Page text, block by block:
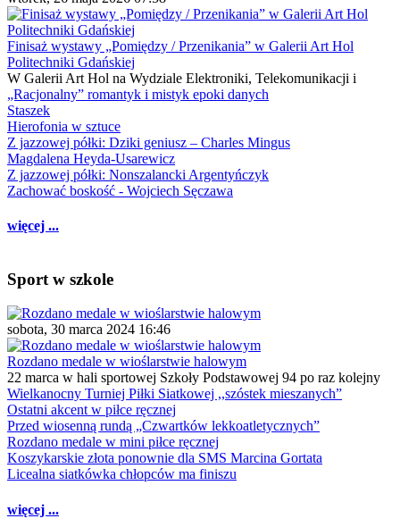
Finisaż wystawy „Pomiędzy / Przenikania” w Galerii Art Hol
Politechniki Gdańskiej
W Galerii Art Hol na Wydziale Elektroniki, Telekomunikacji i
„Racjonalny” romantyk i mistyk epoki danych
Staszek
Hierofonia w sztuce
Z jazzowej półki: Dziki geniusz – Charles Mingus
Magdalena Heyda-Usarewicz
Z jazzowej półki: Nonszalancki Argentyńczyk
Zachować boskość - Wojciech Sęczawa
więcej ...
Sport w szkole
sobota, 30 marca 2024 16:46
Rozdano medale w wioślarstwie halowym
22 marca w hali sportowej Szkoły Podstawowej 94 po raz kolejny
Wielkanocny Turniej Piłki Siatkowej ,,szóstek mieszanych”
Ostatni akcent w piłce ręcznej
Przed wiosenną rundą „Czwartków lekkoatletycznych”
Rozdano medale w mini piłce ręcznej
Koszykarskie złota ponownie dla SMS Marcina Gortata
Licealna siatkówka chłopców ma finiszu
więcej ...